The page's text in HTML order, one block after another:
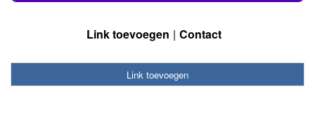
Link toevoegen Contact
Link toevoegen